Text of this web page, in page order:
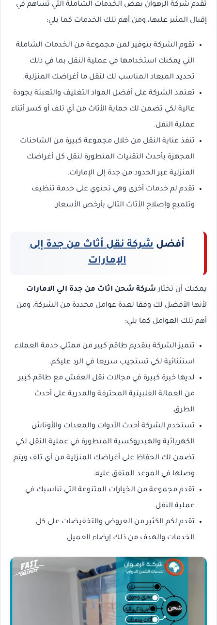
تقدم شركة الرهوان بعض الخدمات الشاملة التي تساهم في
إقبال المثير عليها، ومن أهم تلك الخدمات كما يلي:
تقوم الشركة بتوفير لمن مجموعة من الخدمات الشاملة
التي يمكنك استخدامها في عملية النقل بما في ذلك
تحديد الميعاد المناسب لك لنقل ما أغراضك المنزلية.
تعتمد الشركة على أفضل المواد التغليف والتعبئة بجودة
عالية لكي تضمن لك حماية الأثاث من أي تلف أو كسر أثناء
عملية النقل.
تنفذ عناية النقل من خلال مجموعة كبيرة من الشاحنات
المجهزة بأحدث التقنيات المتطورة لنقل كل أغراضك
المنزلية عبر الحدود من جدة إلى الإمارات.
تقدم لم خدمات أخرى وهي تحتوي على خدمة تنظيف
وتلميع وإصلاح الأثاث التالي بأرخص الأسعار.
أفضل شركة نقل أثاث من جدة إلى
الإمارات
يمكنك أن تختار شركة شحن اثاث من جدة الي الامارات
لأنها الأفضل لك وفقا لعدة عوامل محددة من الشركة، ومن
أهم تلك العوامل كما يلي:
تتميز الشركة بتقديم طاقم كبير من ممثلي خدمة العملاء
استثنائية لكي تستجيب سريعا في الرد عليكم.
لديها خبرة كبيرة في مجالات نقل العفش مع طاقم كبير
من العمالة الفلبينية المحترفة والمدربة على أحدث
الطرق.
تستخدم الشركة أحدث الأدوات والمعدات والأوناش
الكهربائية والهيدروكسية المتطورة في عملية النقل لكي
تضمن لك الحفاظ على أغراضك المنزلية من أي تلف ويتم
وصلها في الموعد المتفق عليه.
تقدم مجموعة من الخيارات المتنوعة التي تناسبك في
عملية النقل.
تقدم لكم الكثير من العروض والتخفيضات على كل
الخدمات والهدف من ذلك إرضاء العميل.